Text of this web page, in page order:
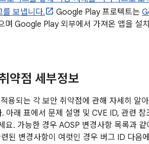
를 보냅니다.
Google Play 프로텍트는
며 Google Play 외부에서 가져온 앱을 설
약점 세부정보
되는 각 보안 취약점에 관해 자세히 알
아래 표에서 문제 설명 및 CVE ID, 관련 참
. 가능한 경우 AOSP 변경사항 목록과
된 변경사항이 여럿인 경우 버그 ID 다음